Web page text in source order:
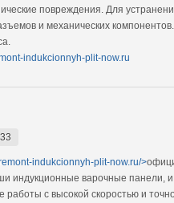
повреждения. Для
и механических
indukcionnyh-plit-now.ru
indukcionnyh-plit-now.ru/>
индукционные варочные панели,
с высокой скоростью и